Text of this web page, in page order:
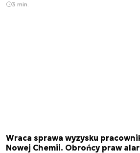
3 min.
Wraca sprawa wyzysku
Nowej Chemii. Obrońcy praw